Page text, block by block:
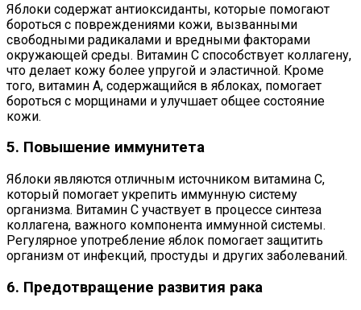
Яблоки содержат антиоксиданты, которые помогают
бороться с повреждениями кожи, вызванными
свободными радикалами и вредными факторами
окружающей среды. Витамин С способствует коллагену,
что делает кожу более упругой и эластичной. Кроме
того, витамин A, содержащийся в яблоках, помогает
бороться с морщинами и улучшает общее состояние
кожи.
5. Повышение иммунитета
Яблоки являются отличным источником витамина C,
который помогает укрепить иммунную систему
организма. Витамин C участвует в процессе синтеза
коллагена, важного компонента иммунной системы.
Регулярное употребление яблок помогает защитить
организм от инфекций, простуды и других заболеваний.
6. Предотвращение развития рака